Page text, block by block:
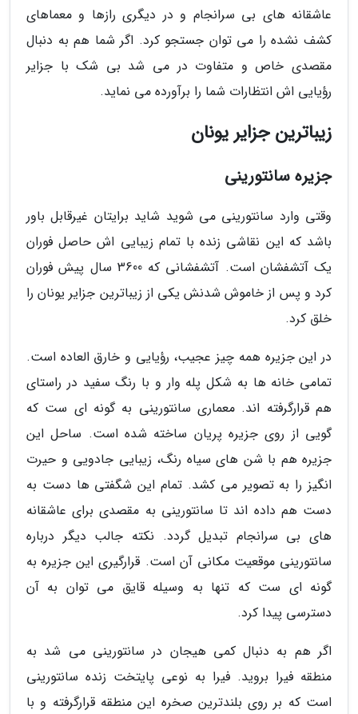
عاشقانه های بی سرانجام و در دیگری رازها و معماهای
کشف نشده را می توان جستجو کرد. اگر شما هم به دنبال
مقصدی خاص و متفاوت در می شد بی شک با جزایر
رؤیایی اش انتظارات شما را برآورده می نماید.
زیباترین جزایر یونان
جزیره سانتورینی
وقتی وارد سانتورینی می شوید شاید برایتان غیرقابل باور
باشد که این نقاشی زنده با تمام زیبایی اش حاصل فوران
یک آتشفشان است. آتشفشانی که 3600 سال پیش فوران
کرد و پس از خاموش شدنش یکی از زیباترین جزایر یونان را
خلق کرد.
در این جزیره همه چیز عجیب، رؤیایی و خارق العاده است.
تمامی خانه ها به شکل پله وار و با رنگ سفید در راستای
هم قرارگرفته اند. معماری سانتورینی به گونه ای ست که
گویی از روی جزیره پریان ساخته شده است. ساحل این
جزیره هم با شن های سیاه رنگ، زیبایی جادویی و حیرت
انگیز را به تصویر می کشد. تمام این شگفتی ها دست به
دست هم داده اند تا سانتورینی به مقصدی برای عاشقانه
های بی سرانجام تبدیل گردد. نکته جالب دیگر درباره
سانتورینی موقعیت مکانی آن است. قرارگیری این جزیره به
گونه ای ست که تنها به وسیله قایق می توان به آن
دسترسی پیدا کرد.
اگر هم به دنبال کمی هیجان در سانتورینی می شد به
منطقه فیرا بروید. فیرا به نوعی پایتخت زنده سانتورینی
است که بر روی بلندترین صخره این منطقه قرارگرفته و با